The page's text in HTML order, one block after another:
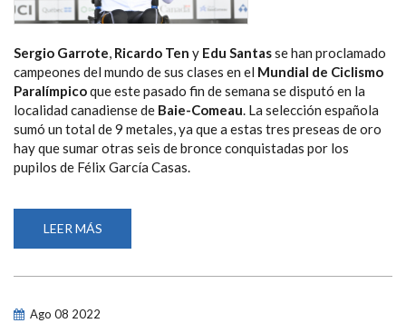
Sergio Garrote, Ricardo Ten y Edu Santasse han proclamado
campeones del mundo de sus clases en el Mundial de Ciclismo
Paralímpicoque este pasado fin de semana se disputó en la
localidad canadiense de Baie-Comeau. La selección española
sumó un total de 9 metales, ya que a estas tres preseas de oro
hay que sumar otras seis de bronce conquistadas por los
pupilos de Félix García Casas.
LEER MÁS
CAMPEONES
MUNDO
Ago 08 2022